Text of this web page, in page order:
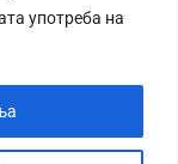
употреба на